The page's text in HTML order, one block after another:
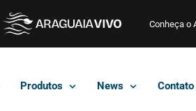
Conheça o
Produtos News Contato